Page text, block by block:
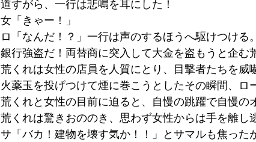
道すがら、一行は悲鳴を耳にした！
女「きゃー！」
ロ「なんだ！？」一行は声のするほうへ駆けつける。
銀行強盗だ！両替商に突入して大金を盗もうと企む
荒くれは女性の店員を人質にとり、目撃者たちを威
火薬玉を投げつけて煙に巻こうとしたその瞬間、ロ
荒くれと女性の目前に迫ると、自慢の跳躍で自慢の
荒くれは驚きおののき、思わず女性からは手を離し
サ「バカ！建物を壊す気か！！」とサマルも焦った